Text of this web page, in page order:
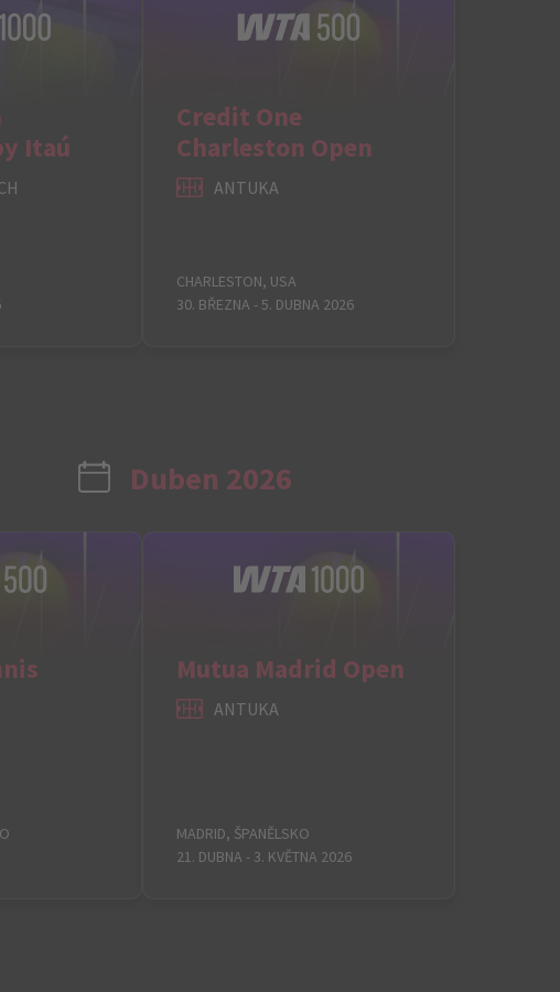
Itaú
Credit One
Charleston Open
ANTUKA
CHARLESTON, USA
30. BŘEZNA - 5. DUBNA 2026
Duben 2026
Mutua Madrid Open
ANTUKA
MADRID, ŠPANĚLSKO
21. DUBNA - 3. KVĚTNA 2026